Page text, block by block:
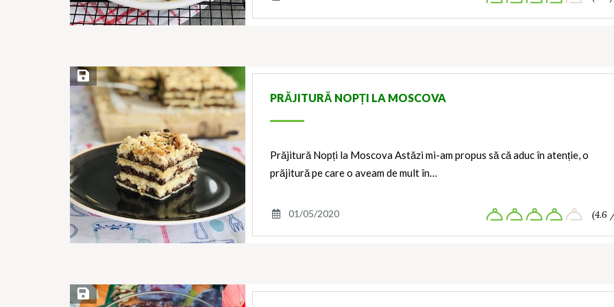
Save Recipe
PRĂJITURĂ NOPȚI LA MOSCOVA
Prăjitură Nopți la Moscova Astăzi mi-am propus să că aduc în atenție, o
prăjitură pe care o aveam de mult în…
01/05/2020 (4.6
Save Recipe